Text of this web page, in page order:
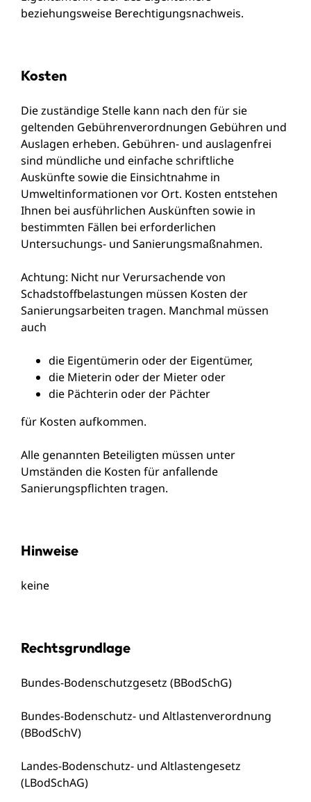
beziehungsweise Berechtigungsnachweis.
Kosten
Die zuständige Stelle kann nach den für sie
geltenden Gebührenverordnungen Gebühren und
Auslagen erheben. Gebühren- und auslagenfrei
sind mündliche und einfache schriftliche
Auskünfte sowie die Einsichtnahme in
Umweltinformationen vor Ort. Kosten entstehen
Ihnen bei ausführlichen Auskünften sowie in
bestimmten Fällen bei erforderlichen
Untersuchungs- und Sanierungsmaßnahmen.
Achtung: Nicht nur Verursachende von
Schadstoffbelastungen müssen Kosten der
Sanierungsarbeiten tragen. Manchmal müssen
auch
die Eigentümerin oder der Eigentümer,
die Mieterin oder der Mieter oder
die Pächterin oder der Pächter
für Kosten aufkommen.
Alle genannten Beteiligten müssen unter
Umständen die Kosten für anfallende
Sanierungspflichten tragen.
Hinweise
keine
Rechtsgrundlage
Bundes-Bodenschutzgesetz (BBodSchG)
Bundes-Bodenschutz- und Altlastenverordnung
(BBodSchV)
Landes-Bodenschutz- und Altlastengesetz
(LBodSchAG)